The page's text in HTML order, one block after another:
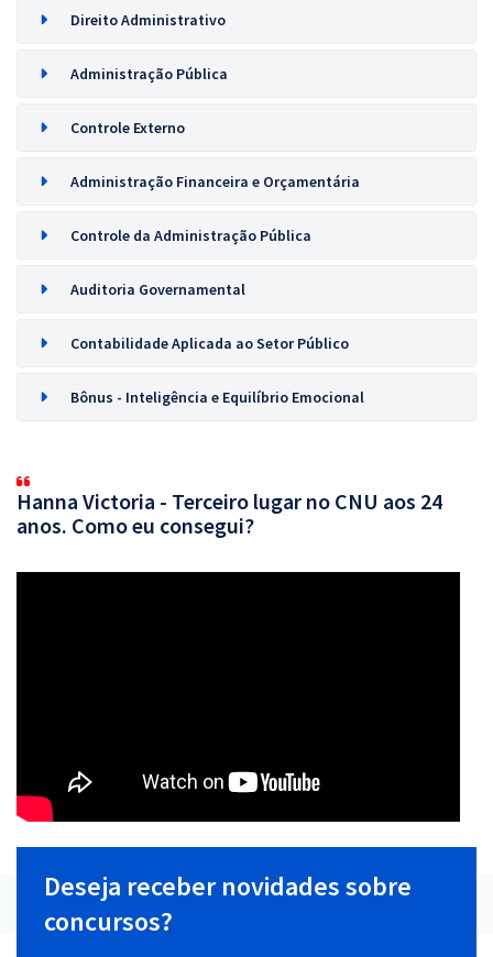
Direito Administrativo
Administração Pública
Controle Externo
Administração Financeira e Orçamentária
Controle da Administração Pública
Auditoria Governamental
Contabilidade Aplicada ao Setor Público
Bônus - Inteligência e Equilíbrio Emocional
Hanna Victoria - Terceiro lugar no CNU aos 24
anos. Como eu consegui?
Deseja receber novidades sobre
concursos?